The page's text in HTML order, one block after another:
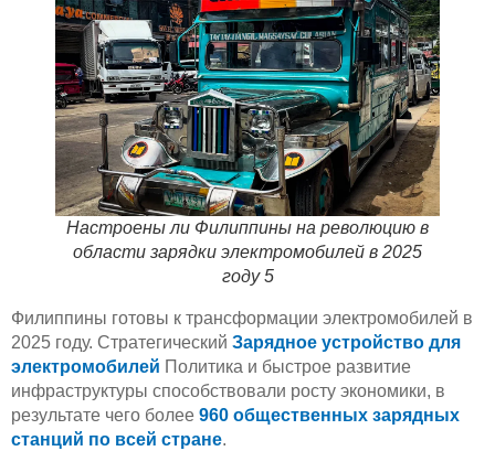
Настроены ли Филиппины на революцию в
области зарядки электромобилей в 2025
году 5
Филиппины готовы к трансформации электромобилей в
2025 году. Стратегический Зарядное устройство для
электромобилей Политика и быстрое развитие
инфраструктуры способствовали росту экономики, в
результате чего более 960 общественных зарядных
станций по всей стране.